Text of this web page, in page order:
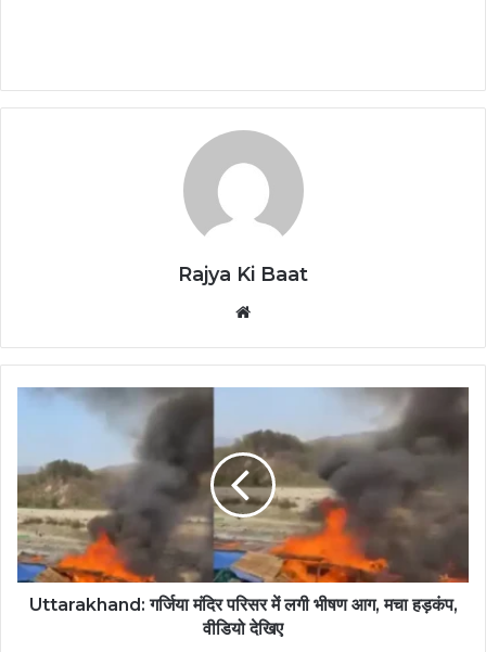
Rajya Ki Baat
Uttarakhand: गर्जिया मंदिर परिसर में लगी भीषण आग, मचा हड़कंप,
वीडियो देखिए